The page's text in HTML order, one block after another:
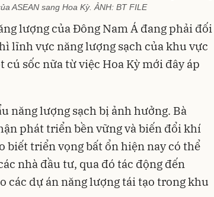
ASEAN sang Hoa Kỳ. ẢNH: BT FILE
lượng của Đông Nam Á đang phải đối
lĩnh vực năng lượng sạch của khu vực
cú sốc nữa từ việc Hoa Kỳ mới đây áp
năng lượng sạch bị ảnh hưởng. Bà
phát triển bền vững và biến đổi khí
biết triển vọng bất ổn hiện nay có thể
nhà đầu tư, qua đó tác động đến
các dự án năng lượng tái tạo trong khu